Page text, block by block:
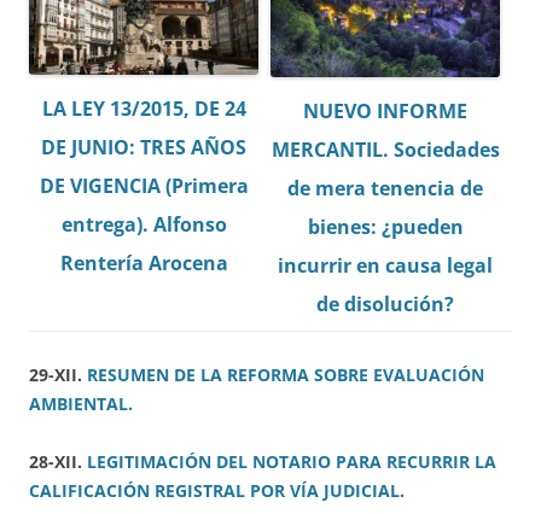
LA LEY 13/2015, DE 24
DE JUNIO: TRES AÑOS
DE VIGENCIA (Primera
entrega). Alfonso
Rentería Arocena
NUEVO INFORME
MERCANTIL. Sociedades
de mera tenencia de
bienes: ¿pueden
incurrir en causa legal
de disolución?
29-XII. RESUMEN DE LA REFORMA SOBRE EVALUACIÓN
AMBIENTAL.
28-XII. LEGITIMACIÓN DEL NOTARIO PARA RECURRIR LA
CALIFICACIÓN REGISTRAL POR VÍA JUDICIAL.